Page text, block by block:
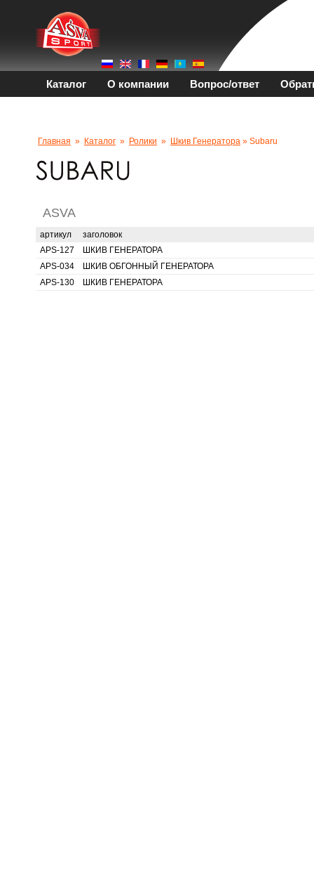
Каталог О компании Вопрос/ответ
Главная » Каталог » Ролики » Шкив Генератора » Subaru
ASVA
артикул
заголовок
APS-127
ШКИВ ГЕНЕРАТОРА
APS-034
ШКИВ ОБГОННЫЙ ГЕНЕРАТОРА
APS-130
ШКИВ ГЕНЕРАТОРА